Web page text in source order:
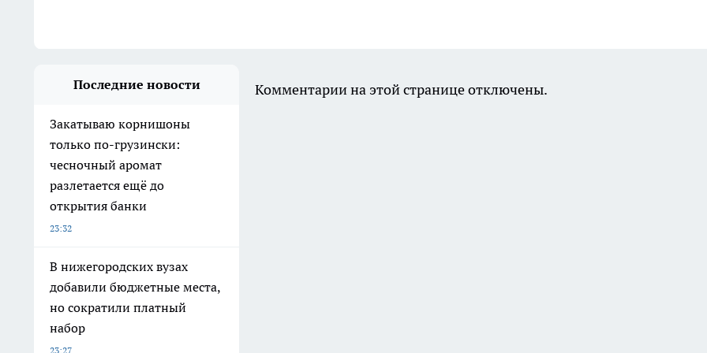
Последние новости
Закатываю корнишоны
только по-грузински:
чесночный аромат
разлетается ещё до
открытия банки
23:32
В нижегородских вузах
добавили бюджетные места,
но сократили платный
набор
23:27
Комментарии на этой странице отключены.